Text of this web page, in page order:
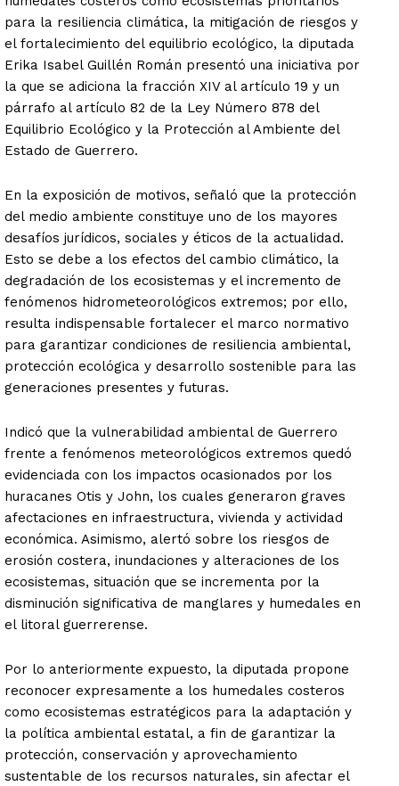
para la resiliencia climática, la mitigación de riesgos y
el fortalecimiento del equilibrio ecológico, la diputada
Erika Isabel Guillén Román presentó una iniciativa por
la que se adiciona la fracción XIV al artículo 19 y un
párrafo al artículo 82 de la Ley Número 878 del
Equilibrio Ecológico y la Protección al Ambiente del
Estado de Guerrero.
En la exposición de motivos, señaló que la protección
del medio ambiente constituye uno de los mayores
desafíos jurídicos, sociales y éticos de la actualidad.
Esto se debe a los efectos del cambio climático, la
degradación de los ecosistemas y el incremento de
fenómenos hidrometeorológicos extremos; por ello,
resulta indispensable fortalecer el marco normativo
para garantizar condiciones de resiliencia ambiental,
protección ecológica y desarrollo sostenible para las
generaciones presentes y futuras.
Indicó que la vulnerabilidad ambiental de Guerrero
frente a fenómenos meteorológicos extremos quedó
evidenciada con los impactos ocasionados por los
huracanes Otis y John, los cuales generaron graves
afectaciones en infraestructura, vivienda y actividad
económica. Asimismo, alertó sobre los riesgos de
erosión costera, inundaciones y alteraciones de los
ecosistemas, situación que se incrementa por la
disminución significativa de manglares y humedales en
el litoral guerrerense.
Por lo anteriormente expuesto, la diputada propone
reconocer expresamente a los humedales costeros
como ecosistemas estratégicos para la adaptación y
la política ambiental estatal, a fin de garantizar la
protección, conservación y aprovechamiento
sustentable de los recursos naturales, sin afectar el